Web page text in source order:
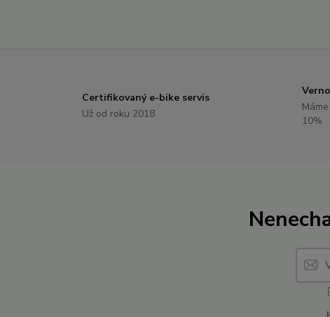
Certifikovaný e-bike servis
Už od roku 2018
10%